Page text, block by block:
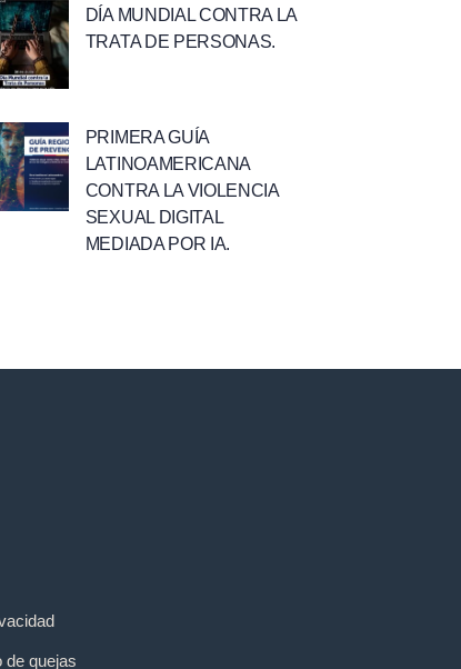
DÍA MUNDIAL CONTRA LA
TRATA DE PERSONAS.
PRIMERA GUÍA
LATINOAMERICANA
CONTRA LA VIOLENCIA
SEXUAL DIGITAL
MEDIADA POR IA.
de quejas